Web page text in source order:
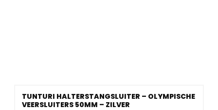
TUNTURI HALTERSTANGSLUITER – OLYMPISCHE
VEERSLUITERS 50MM – ZILVER